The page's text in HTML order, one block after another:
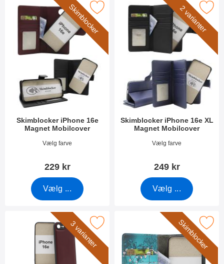
Skimblocker
Skimblocker iPhone 16e
Magnet Mobilcover
Varenr 52822Vælg farve
229 kr
Vælg ...
skimblocker iPhone 16e Magnet Mobilcover som favorit
2 varianter
Skimblocker iPhone 16e XL
Magnet Mobilcover
Varenr 52824Vælg farve
249 kr
Vælg ...
Marker skimblocker iPhone 16e XL
3 varianter
Marker magnet Cover iPhone 16e som favorit Skimblocker
Marker skimblocker iPhone 16e